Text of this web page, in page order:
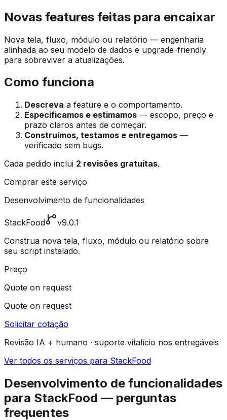
Novas features feitas para encaixar
Nova tela, fluxo, módulo ou relatório — engenharia
alinhada ao seu modelo de dados e upgrade-friendly
para sobreviver a atualizações.
Como funciona
Descreva a feature e o comportamento.
Especificamos e estimamos — escopo, preço e
prazo claros antes de começar.
Construímos, testamos e entregamos —
verificado sem bugs.
Cada pedido inclui 2 revisões gratuitas.
Comprar este serviço
Desenvolvimento de funcionalidades
StackFood
v9.0.1
Construa nova tela, fluxo, módulo ou relatório sobre
seu script instalado.
Preço
Quote on request
Quote on request
Solicitar cotação
Revisão IA + humano · suporte vitalício nos entregáveis
Ver todos os serviços para StackFood
Desenvolvimento de funcionalidades
para StackFood — perguntas
frequentes